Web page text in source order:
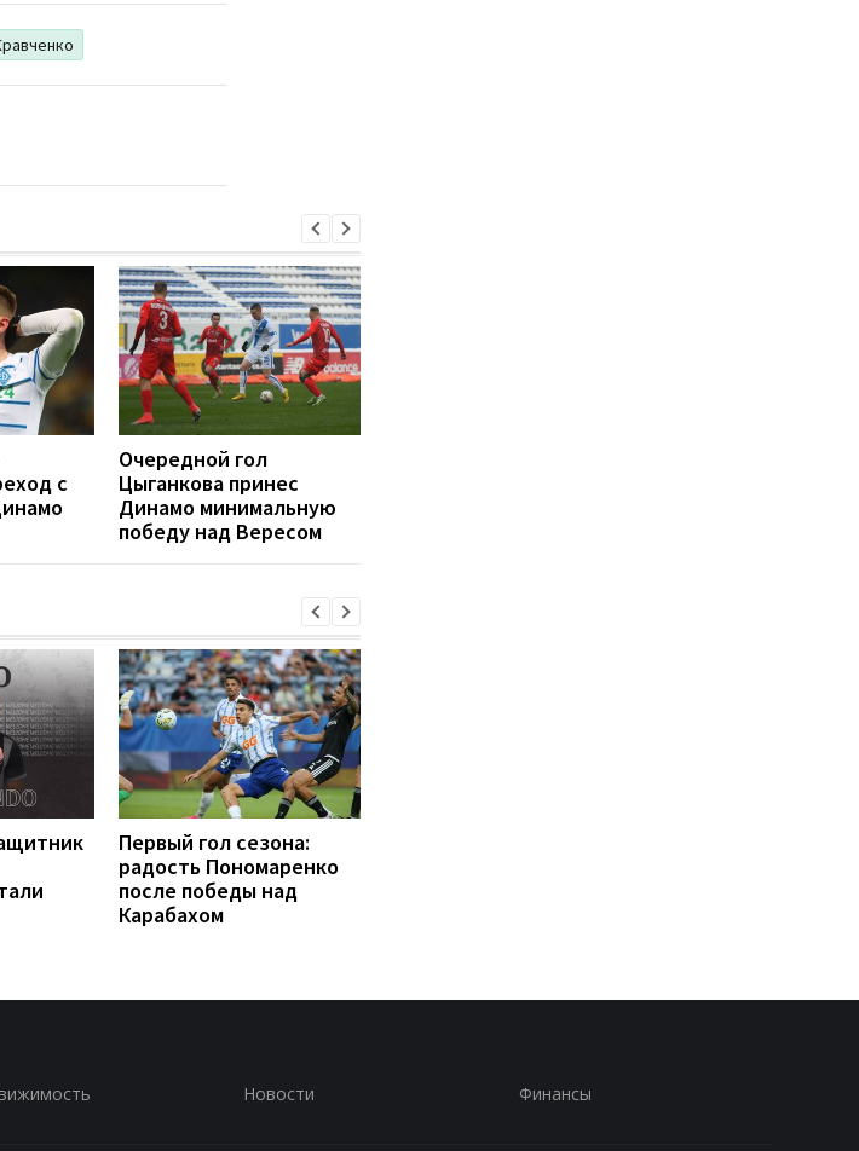
с
Очередной гол
Цыганкова принес
Динамо минимальную
победу над Вересом
Первый гол сезона:
радость Пономаренко
после победы над
Карабахом
Новости Финансы